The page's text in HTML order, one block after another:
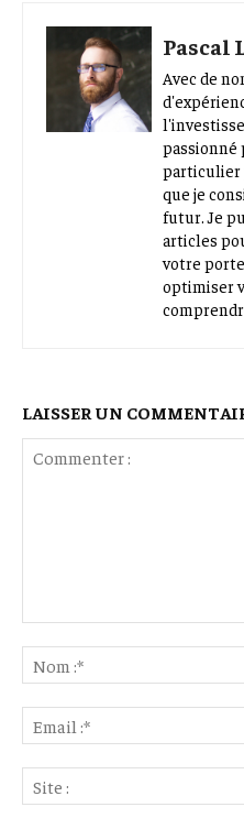
Pascal
Avec de
passionné
particulier
que je
futur. Je
articles
votre
optimiser
LAISSER UN